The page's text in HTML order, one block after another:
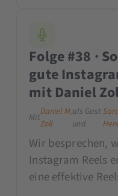
Folge #38 ·
gute
mit Daniel
Mit
Daniel M.
Zoll
als Gast
und
Wir besprechen,
Instagram Reels
eine effektive